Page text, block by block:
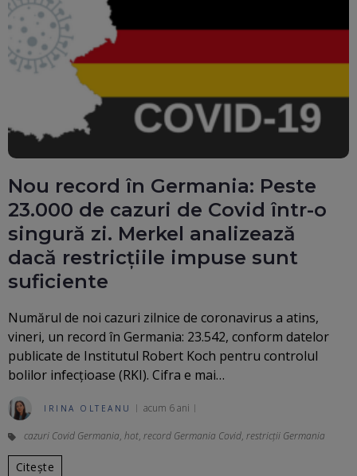
Nou record în Germania: Peste
23.000 de cazuri de Covid într-o
singură zi. Merkel analizează
dacă restricțiile impuse sunt
suficiente
Numărul de noi cazuri zilnice de coronavirus a atins,
vineri, un record în Germania: 23.542, conform datelor
publicate de Institutul Robert Koch pentru controlul
bolilor infecţioase (RKI). Cifra e mai…
IRINA OLTEANU acum 6 ani
cazuri Covid Germania, hot, record Germania Covid, restricții Germania
Citește